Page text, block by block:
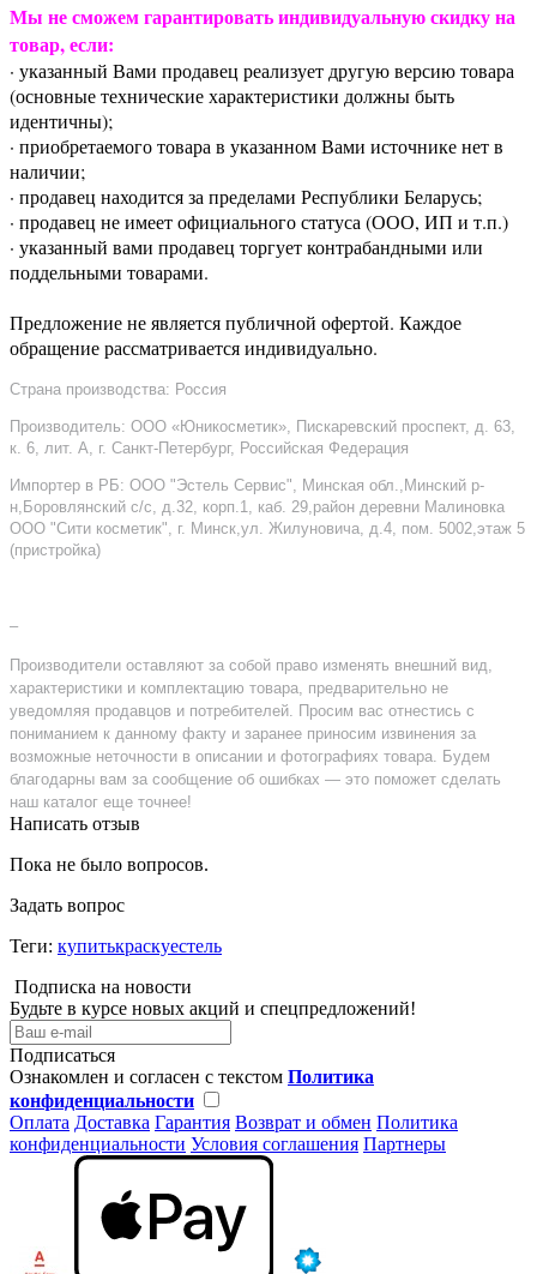
Мы не сможем гарантировать индивидуальную скидку на
товар, если:
· указанный Вами продавец реализует другую версию товара
(основные технические характеристики должны быть
идентичны);
· приобретаемого товара в указанном Вами источнике нет в
наличии;
· продавец находится за пределами Республики Беларусь;
· продавец не имеет официального статуса (ООО, ИП и т.п.)
· указанный вами продавец торгует контрабандными или
поддельными товарами.
Предложение не является публичной офертой. Каждое
обращение рассматривается индивидуально.
Страна производства: Россия
Производитель: ООО «Юникосметик», Пискаревский проспект, д. 63,
к. 6, лит. А, г. Санкт-Петербург, Российская Федерация
Импортер в РБ: ООО "Эстель Сервис", Минская обл.,Минский р-
н,Боровлянский с/с, д.32, корп.1, каб. 29,район деревни Малиновка
ООО "Сити косметик", г. Минск,ул. Жилуновича, д.4, пом. 5002,этаж 5
(пристройка)
–
Производители оставляют за собой право изменять внешний вид,
характеристики и комплектацию товара, предварительно не
уведомляя продавцов и потребителей. Просим вас отнестись с
пониманием к данному факту и заранее приносим извинения за
возможные неточности в описании и фотографиях товара. Будем
благодарны вам за сообщение об ошибках — это поможет сделать
наш каталог еще точнее!
Написать отзыв
Пока не было вопросов.
Задать вопрос
Теги: купитькраскуестель
Подписка на новости
Будьте в курсе новых акций и спецпредложений!
Подписаться
Ознакомлен и согласен с текстом Политика
конфиденциальности
Оплата Доставка Гарантия Возврат и обмен Политика
конфиденциальности Условия соглашения Партнеры